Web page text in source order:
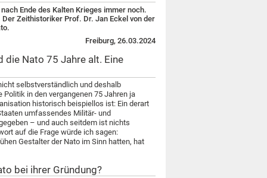
Ende des Kalten Krieges immer noch.
Zeithistoriker Prof. Dr. Jan Eckel von der
Freiburg, 26.03.2024
die Nato 75 Jahre alt. Eine
selbstverständlich und deshalb
in den vergangenen 75 Jahren ja
historisch beispiellos ist: Ein derart
umfassendes Militär- und
– und auch seitdem ist nichts
auf die Frage würde ich sagen:
Gestalter der Nato im Sinn hatten, hat
bei ihrer Gründung?